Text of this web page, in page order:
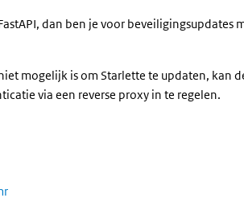
dan ben je voor beveiligingsupdates
mogelijk is om Starlette te updaten, kan
via een reverse proxy in te regelen.